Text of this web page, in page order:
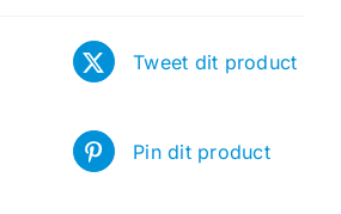
Tweet dit product
Pin dit product